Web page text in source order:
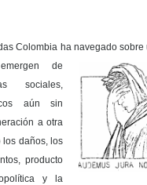
Colombia ha navegado sobre
de
sociales,
aún sin
a otra
los daños, los
producto
y la